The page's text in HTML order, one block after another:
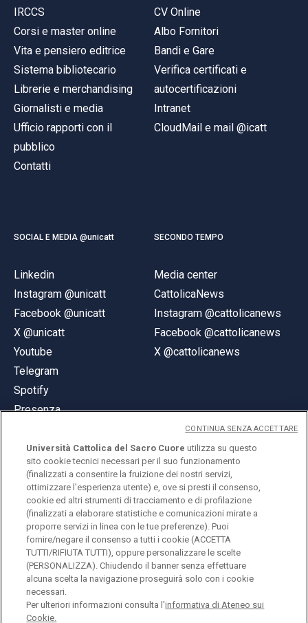
IRCCS
Corsi e master online
Vita e pensiero editrice
Sistema bibliotecario
Librerie e merchandising
Giornalisti e media
Ufficio rapporti con il
pubblico
Contatti
CV Online
Albo Fornitori
Bandi e Gare
Verifica certificati e
autocertificazioni
Intranet
CloudMail e mail @icatt
SOCIAL E MEDIA @unicatt
Linkedin
Instagram @unicatt
Facebook @unicatt
X @unicatt
Youtube
Telegram
Spotify
Presenza
SECONDO TEMPO
Media center
CattolicaNews
Instagram @cattolicanews
Facebook @cattolicanews
X @cattolicanews
© Università Cattolica del Sacro Cuore
Largo A. Gemelli 1, 20123 Milano
PI 02133120150
ENGLISH
Università Cattolica del Sacro Cuore utilizza su questo
sito cookie tecnici necessari per il suo funzionamento
(finalizzati a consentire la fruizione dei nostri servizi,
ottimizzare l'esperienza utente) e, ove si presti il consenso,
cookie ed altri strumenti di tracciamento e di profilazione
(finalizzati a elaborare statistiche e comunicazioni mirate a
proporre servizi in linea con le tue preferenze). Puoi
fornire/negare il consenso a tutti i cookie (ACCETTA
TUTTI/RIFIUTA TUTTI), oppure personalizzare le scelte
(PERSONALIZZA). Chiudendo il banner senza effettuare
alcuna scelta la navigazione proseguirà solo con i cookie
necessari.
Per ulteriori informazioni consulta l'informativa di Ateneo sui
Cookie.
CONTINUA SENZA ACCETTARE